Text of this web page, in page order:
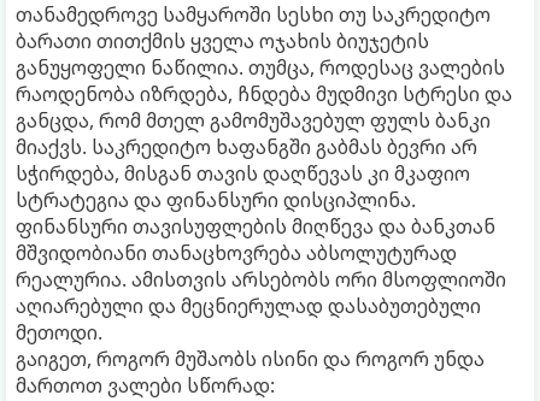
თანამედროვე სამყაროში სესხი თუ საკრედიტო
ბარათი თითქმის ყველა ოჯახის ბიუჯეტის
განუყოფელი ნაწილია. თუმცა, როდესაც ვალების
რაოდენობა იზრდება, ჩნდება მუდმივი სტრესი და
განცდა, რომ მთელ გამომუშავებულ ფულს ბანკი
მიაქვს. საკრედიტო ხაფანგში გაბმას ბევრი არ
სჭირდება, მისგან თავის დაღწევას კი მკაფიო
სტრატეგია და ფინანსური დისციპლინა.
ფინანსური თავისუფლების მიღწევა და ბანკთან
მშვიდობიანი თანაცხოვრება აბსოლუტურად
რეალურია. ამისთვის არსებობს ორი მსოფლიოში
აღიარებული და მეცნიერულად დასაბუთებული
მეთოდი.
გაიგეთ, როგორ მუშაობს ისინი და როგორ უნდა
მართოთ ვალები სწორად: